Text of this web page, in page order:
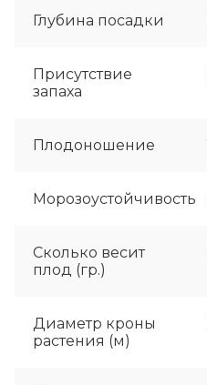
Глубина посадки
Присутствие
запаха
Плодоношение
Морозоустойчивость
Сколько весит
плод (гр.)
Диаметр кроны
растения (м)